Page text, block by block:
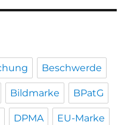
Beschwerde
Bildmarke BPatG
DPMA EU-Marke